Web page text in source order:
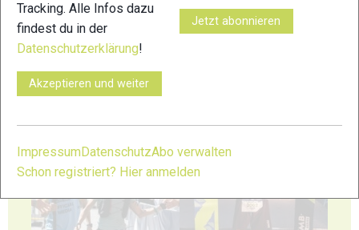
35 36
37 38
Tracking. Alle Infos dazu
findest du in der
Datenschutzerklärung!
Akzeptieren und weiter
Jetzt abonnieren
ImpressumDatenschutzAbo verwalten
Schon registriert? Hier anmelden